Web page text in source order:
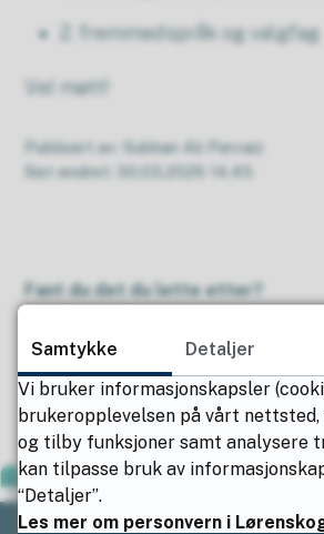
2. fremmedspråk og valgfag
Vel møtt!
Publisert av
Subhan Ali Pervaiz
Sist endret
30.03.2026 14.45
Fant du det du lette etter?
Samtykke Detaljer
Vi bruker informasjonskapsler
brukeropplevelsen på vårt nettsted,
og tilby funksjoner samt analysere
kan tilpasse bruk av
“Detaljer”.
Les mer om personvern i